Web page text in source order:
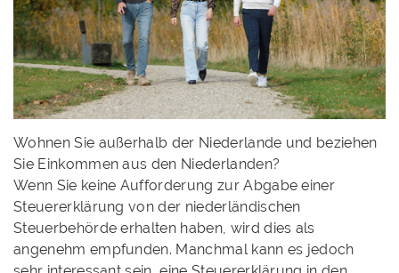
Wohnen Sie außerhalb der Niederlande und beziehen
Sie Einkommen aus den Niederlanden?
Wenn Sie keine Aufforderung zur Abgabe einer
Steuererklärung von der niederländischen
Steuerbehörde erhalten haben, wird dies als
angenehm empfunden. Manchmal kann es jedoch